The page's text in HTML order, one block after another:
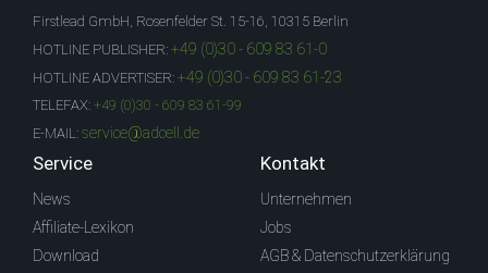
Firstlead GmbH, Rosenfelder St. 15-16, 10315 Berlin
HOTLINE PUBLISHER: +49 (0)30 - 609 83 61-0
HOTLINE ADVERTISER: +49 (0)30 - 609 83 61-23
TELEFAX: +49 (0)30 - 609 83 61-99
E-MAIL: service@adcell.de
Service
News
Affiliate-Lexikon
Download
Kontakt
Unternehmen
Jobs
AGB & Datenschutzerklärung